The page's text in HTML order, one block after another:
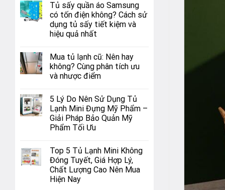
Tủ sấy quần áo Samsung
có tốn điện không? Cách sử
dụng tủ sấy tiết kiệm và
hiệu quả nhất
Mua tủ lạnh cũ: Nên hay
không? Cùng phân tích ưu
và nhược điểm
5 Lý Do Nên Sử Dụng Tủ
Lạnh Mini Đựng Mỹ Phẩm –
Giải Pháp Bảo Quản Mỹ
Phẩm Tối Ưu
Top 5 Tủ Lạnh Mini Không
Đóng Tuyết, Giá Hợp Lý,
Chất Lượng Cao Nên Mua
Hiện Nay